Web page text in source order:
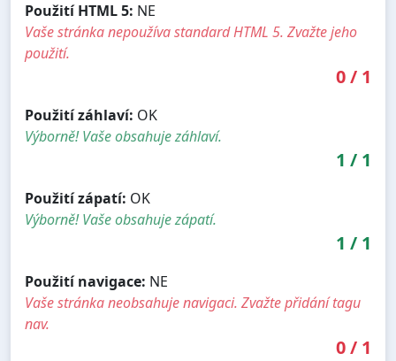
Použití HTML 5: NE
Vaše stránka nepoužíva standard HTML 5. Zvažte jeho
použití.
0/ 1
Použití záhlaví: OK
Výborně! Vaše obsahuje záhlaví.
1 / 1
Použití zápatí: OK
Výborně! Vaše obsahuje zápatí.
1 / 1
Použití navigace: NE
Vaše stránka neobsahuje navigaci. Zvažte přidání tagu
nav.
0/ 1